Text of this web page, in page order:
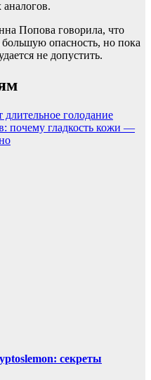
Попова говорила, что
большую опасность, но пока
не допустить.
голодание
почему гладкость кожи —
секреты